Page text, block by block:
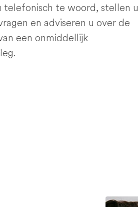
telefonisch te woord, stellen u
en adviseren u over de
een onmiddellijk